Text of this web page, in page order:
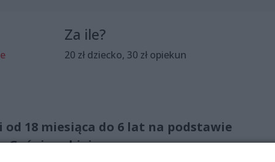
Za ile?
20 zł dziecko, 30 zł opiekun
18 miesiąca do 6 lat na podstawie
Guśniowskiej.